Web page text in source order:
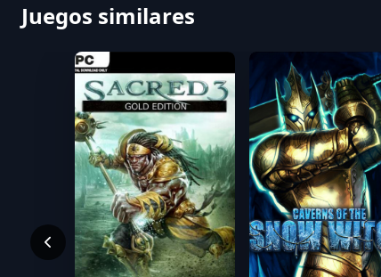
Juegos similares